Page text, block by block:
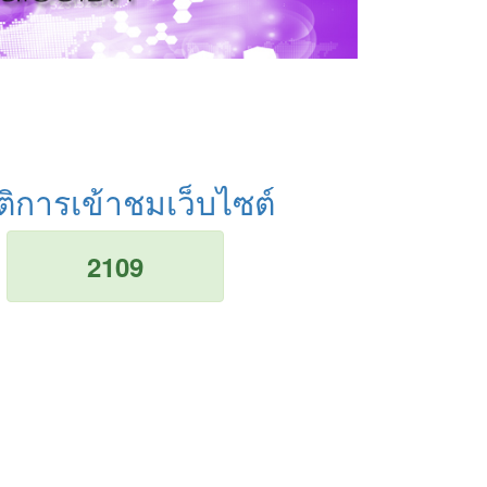
การเข้าชมเว็บไซต์
2109